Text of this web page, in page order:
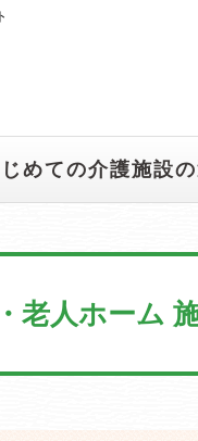
めての介護施設
老人ホーム